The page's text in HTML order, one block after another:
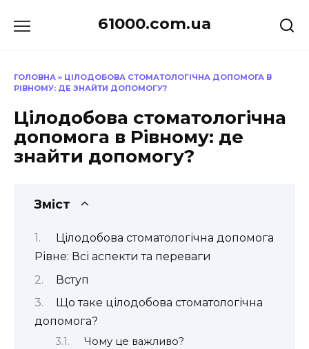
до
61000.com.ua
ГОЛОВНА » ЦІЛОДОБОВА СТОМАТОЛОГІЧНА ДОПОМОГА В
РІВНОМУ: ДЕ ЗНАЙТИ ДОПОМОГУ?
Цілодобова стоматологічна
допомога в Рівному: де
знайти допомогу?
Зміст
Цілодобова стоматологічна допомога
Рівне: Всі аспекти та переваги
Вступ
Що таке цілодобова стоматологічна
допомога?
Чому це важливо?